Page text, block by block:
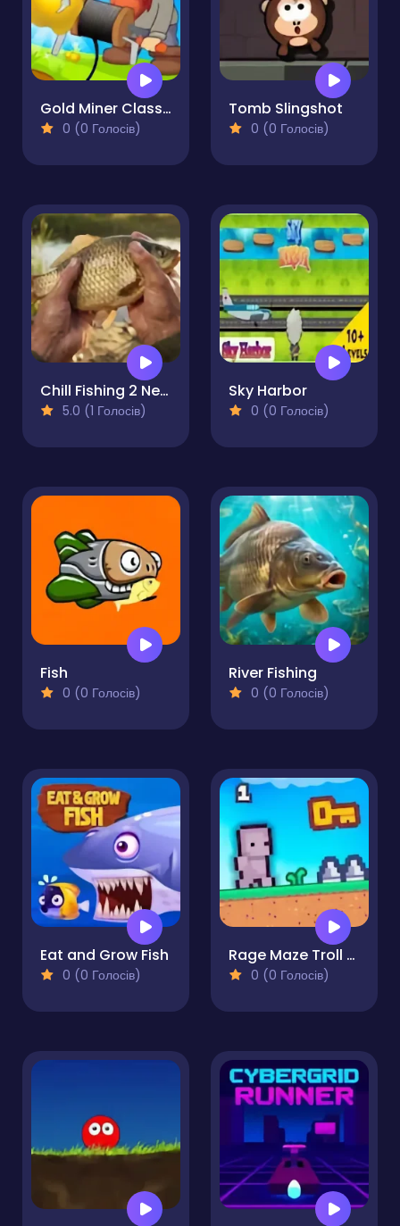
Gold Miner Classic
0 (0 Голосів)
Tomb Slingshot
0 (0 Голосів)
Chill Fishing 2 New Horizons
5.0 (1 Голосів)
Sky Harbor
0 (0 Голосів)
Fish
0 (0 Голосів)
River Fishing
0 (0 Голосів)
Eat and Grow Fish
0 (0 Голосів)
Rage Maze Troll Hardest Platformer
0 (0 Голосів)